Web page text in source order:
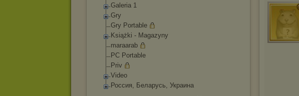
Galeria 1
Gry
Gry Portable
Książki - Magazyny
maraarab
PC Portable
Priv
Video
Россия, Беларусь, Украина